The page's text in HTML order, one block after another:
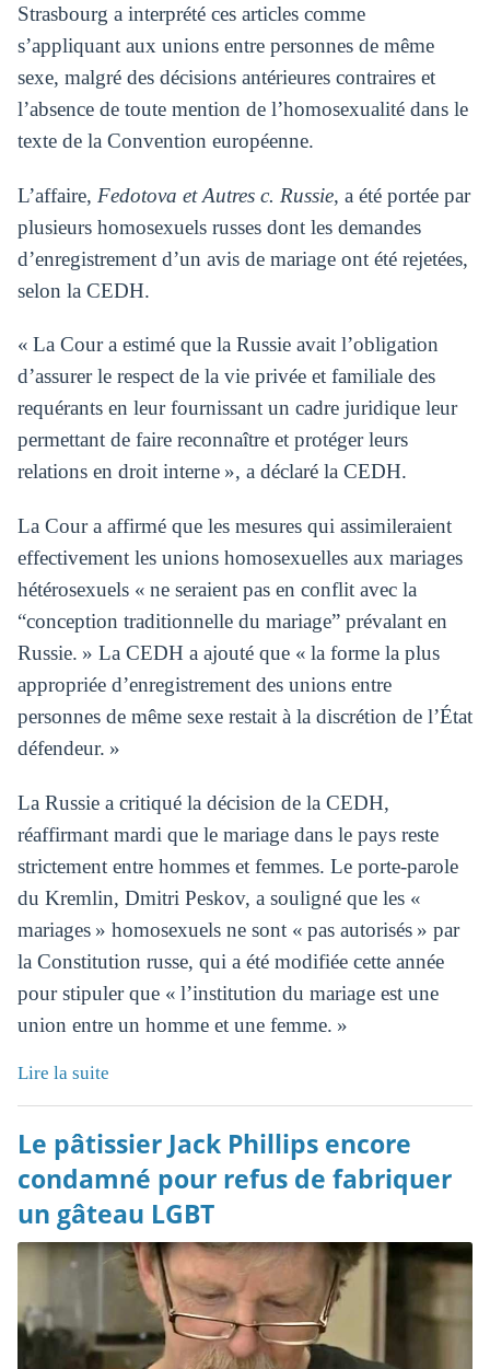
Strasbourg a interprété ces articles comme
s’appliquant aux unions entre personnes de même
sexe, malgré des décisions antérieures contraires et
l’absence de toute mention de l’homosexualité dans le
texte de la Convention européenne.
L’affaire, Fedotova et Autres c. Russie, a été portée par
plusieurs homosexuels russes dont les demandes
d’enregistrement d’un avis de mariage ont été rejetées,
selon la CEDH.
« La Cour a estimé que la Russie avait l’obligation
d’assurer le respect de la vie privée et familiale des
requérants en leur fournissant un cadre juridique leur
permettant de faire reconnaître et protéger leurs
relations en droit interne », a déclaré la CEDH.
La Cour a affirmé que les mesures qui assimileraient
effectivement les unions homosexuelles aux mariages
hétérosexuels « ne seraient pas en conflit avec la
“conception traditionnelle du mariage” prévalant en
Russie. » La CEDH a ajouté que « la forme la plus
appropriée d’enregistrement des unions entre
personnes de même sexe restait à la discrétion de l’État
défendeur. »
La Russie a critiqué la décision de la CEDH,
réaffirmant mardi que le mariage dans le pays reste
strictement entre hommes et femmes. Le porte-parole
du Kremlin, Dmitri Peskov, a souligné que les «
mariages » homosexuels ne sont « pas autorisés » par
la Constitution russe, qui a été modifiée cette année
pour stipuler que « l’institution du mariage est une
union entre un homme et une femme. »
Lire la suite
Le pâtissier Jack Phillips encore
condamné pour refus de fabriquer
un gâteau LGBT